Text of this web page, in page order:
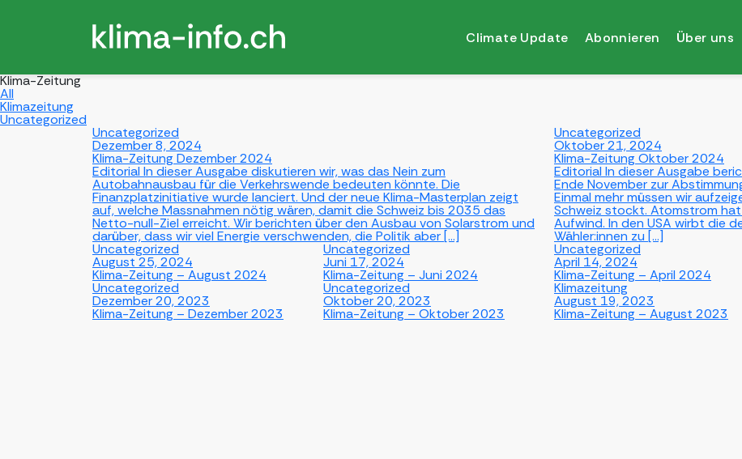
Climate Update Abonnieren Über uns
Klima-Zeitung
All
Klimazeitung
Uncategorized
Uncategorized
Dezember 8, 2024
Klima-Zeitung Dezember 2024
Editorial In dieser Ausgabe diskutieren wir, was das Nein zum
Autobahnausbau für die Verkehrswende bedeuten könnte. Die
Finanzplatzinitiative wurde lanciert. Und der neue Klima-Masterplan zeigt
auf, welche Massnahmen nötig wären, damit die Schweiz bis 2035 das
Netto-null-Ziel erreicht. Wir berichten über den Ausbau von Solarstrom und
darüber, dass wir viel Energie verschwenden, die Politik aber […]
Uncategorized
Oktober 21, 2024
Klima-Zeitung Oktober 2024
Editorial In dieser Ausgabe
Ende November zur
Einmal mehr müssen wir
Schweiz stockt. Atomstrom
Aufwind. In den USA wirbt die
Wähler:innen zu […]
Uncategorized
August 25, 2024
Klima-Zeitung – August 2024
Uncategorized
Juni 17, 2024
Klima-Zeitung – Juni 2024
Uncategorized
April 14, 2024
Klima-Zeitung – April 2024
Uncategorized
Dezember 20, 2023
Klima-Zeitung – Dezember 2023
Uncategorized
Oktober 20, 2023
Klima-Zeitung – Oktober 2023
Klimazeitung
August 19, 2023
Klima-Zeitung – August 2023